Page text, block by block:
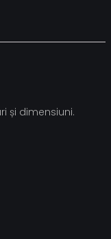
și dimensiuni.